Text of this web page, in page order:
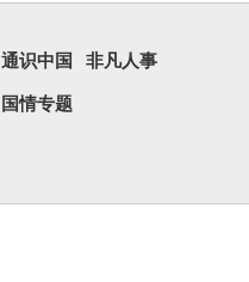
通识中国 非凡人事
国情专题